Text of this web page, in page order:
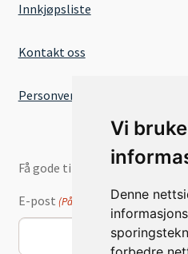
Vi
Denne
Innkjøpsliste
Kontakt oss
Personvernserklæring
Få gode tilbud og nyheter på
E-post (Påkrevd)